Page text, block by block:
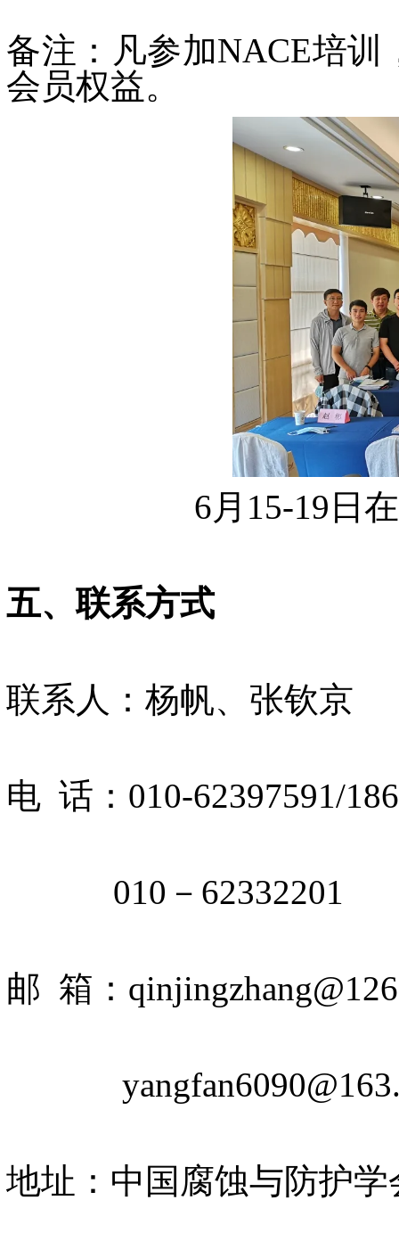
备注：凡参加NACE培训
会员权益。
6月15-19日
五、联系方式
联系人：杨帆、张钦京
电 话：010-62397591/
010－62332201
邮 箱：
地址：中国腐蚀与防护